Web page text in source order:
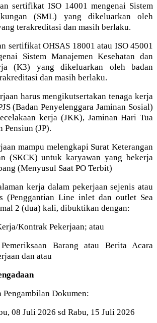
sertifikat ISO 14001 mengenai Sistem
(SML) yang dikeluarkan oleh
terakreditasi dan masih berlaku.
sertifikat OHSAS 18001 atau ISO 45001
Sistem Manajemen Kesehatan dan
(K3) yang dikeluarkan oleh badan
dan masih berlaku.
harus mengikutsertakan tenaga kerja
(Badan Penyelenggara Jaminan Sosial)
kerja (JKK), Jaminan Hari Tua
Pensiun (JP).
mampu melengkapi Surat Keterangan
(SKCK) untuk karyawan yang bekerja
(Menyusul Saat PO Terbit)
kerja dalam pekerjaan sejenis atau
(Penggantian Line inlet dan outlet Sea
2 (dua) kali, dibuktikan dengan:
Kontrak Pekerjaan; atau
Barang atau Berita Acara
dan atau
Pengambilan Dokumen:
08 Juli 2026 sd Rabu, 15 Juli 2026